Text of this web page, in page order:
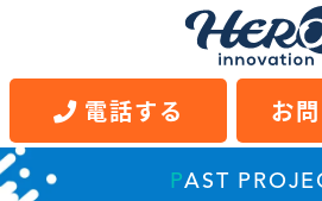
電話する お
PAST